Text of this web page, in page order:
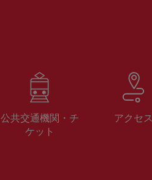
公共交通機関・チ
ケット
アクセス